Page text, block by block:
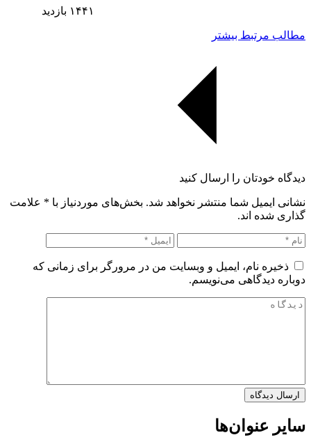
۱۴۴۱ بازدید
مطالب مرتبط بیشتر
دیدگاه خودتان را ارسال کنید
نشانی ایمیل شما منتشر نخواهد شد. بخش‌های موردنیاز با * علامت
گذاری شده اند.
ذخیره نام، ایمیل و وبسایت من در مرورگر برای زمانی که
دوباره دیدگاهی می‌نویسم.
سایر عنوان‌ها